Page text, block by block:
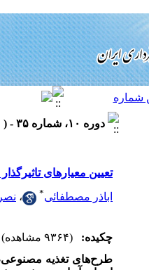
دوره ۱۰، شماره ۳۵ - ( ۱۰-۱۳۹۵ )
تعیین معیارهای
اباذر مصطفائی* ،
چکیده:
(۹۳۶۴ مشاهده)
طرح‌های تغذیه